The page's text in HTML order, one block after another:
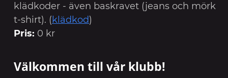
klädkoder - även baskravet (jeans och mörk
t-shirt). (klädkod)
Pris: 0 kr
Välkommen till vår klubb!